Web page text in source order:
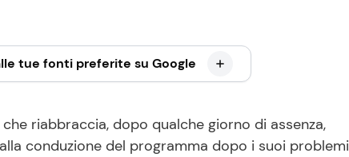
tue fonti preferite su Google
riabbraccia, dopo qualche giorno di assenza,
conduzione del programma dopo i suoi problemi